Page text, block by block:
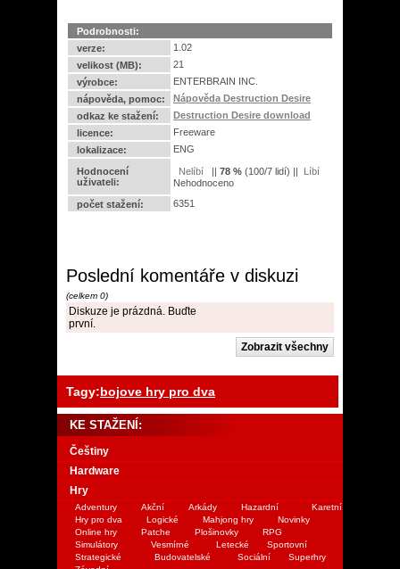
Podrobnosti:
verze:
1.02
velikost (MB):
21
výrobce:
ENTERBRAIN INC.
nápověda, pomoc:
Nápověda Destruction Desire
odkaz ke stažení:
Destruction Desire download
licence:
Freeware
lokalizace:
ENG
Hodnocení
uživateli:
|| 78 % (100/7 lidí) ||
Nehodnoceno
počet stažení:
6351
Poslední komentáře v diskuzi
(celkem 0)
Diskuze je prázdná. Buďte
první.
Tagy:bojove hry pro dva
KE STAŽENÍ:
Češtiny
Hardware
Hry
Adventury Akční Arkády Hazardní
Karetní
Hry pro dva
Logické Mahjong hry
Novinky
Online hry
Patche Plošinovky
RPG
Simulátory
Vesmírné Letecké
Sportovní
Strategické
Budovatelské Sociální
Superhry